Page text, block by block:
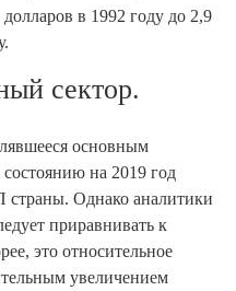
в 1992 году до 2,9
сектор.
основным
на 2019 год
Однако аналитики
приравнивать к
это относительное
увеличением